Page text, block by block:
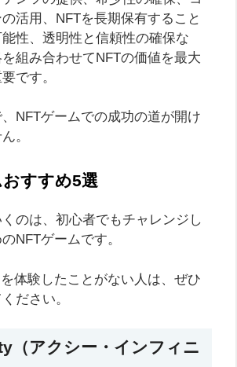
活用、NFTを長期保有すること
性、透明性と信頼性の確保な
組み合わせてNFTの価値を最大
です。
NFTゲームでの成功の道が開け
。
すすめ5選
のは、初心者でもチャレンジし
NFTゲームです。
体験したことがない人は、ぜひ
ださい。
（アクシー・インフィニ